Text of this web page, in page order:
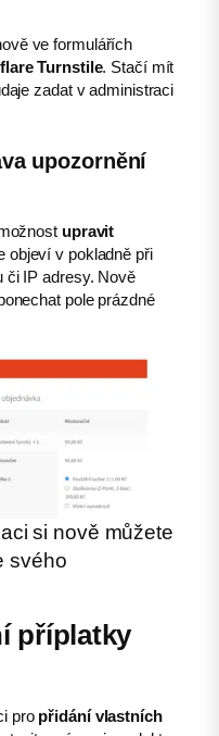
ve formulářích
Turnstile. Stačí mít
zadat v administraci
upozornění
upravit
objeví v pokladně při
či IP adresy. Nově
pole prázdné
si nově můžete
svého
příplatky
pro přidání vlastních